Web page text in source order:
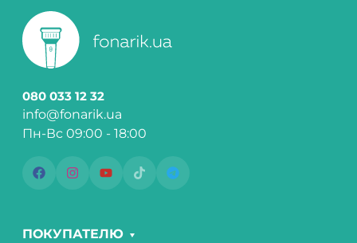
080 033 12 32
info@fonarik.ua
Пн-Вс 09:00 - 18:00
ПОКУПАТЕЛЮ